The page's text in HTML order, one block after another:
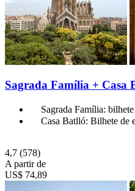
Sagrada Família + Casa
Sagrada Família:
Casa Batlló: Bilhete de
4,7 (578)
A partir de
US$ 74,89